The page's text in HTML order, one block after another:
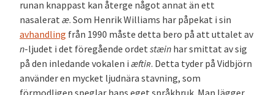
runan knappast kan återge något annat än ett
nasalerat æ. Som Henrik Williams har påpekat i sin
avhandling från 1990 måste detta bero på att uttalet av
n-ljudet i det föregående ordet stæin har smittat av sig
på den inledande vokalen i æftiʀ. Detta tyder på Vidbjörn
använder en mycket ljudnära stavning, som